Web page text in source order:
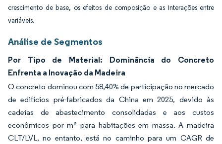
crescimento de base, os efeitos de composição e as interações entre
variáveis.
Análise de Segmentos
Por Tipo de Material: Dominância do Concreto
Enfrenta a Inovação da Madeira
O concreto dominou com 58,40% de participação no mercado
de edifícios pré-fabricados da China em 2025, devido às
cadeias de abastecimento consolidadas e aos custos
econômicos por m² para habitações em massa. A madeira
CLT/LVL, no entanto, está no caminho para um CAGR de